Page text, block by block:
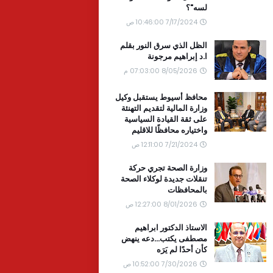
لسه"؟
7/17/2024 10:46:00 ص
الظل الذي سرق النور بقلم
ا.د إبراهيم مرجونة
8/05/2026 07:03:00 م
محافظ أسيوط يستقبل وكيل
وزارة المالية لتقديم التهنئة
على ثقة القيادة السياسية
واختياره محافظًا للاقليم
7/21/2024 12:11:00 ص
وزارة الصحة تجري حركة
تنقلات جديدة لوكلاء الصحة
بالمحافظات
8/01/2026 12:27:00 ص
الاستاذ الدكتور ابراهيم
مصطفى يكتب...دعه ينهض
كأن أحدًا لم يَرَه
7/30/2026 10:52:00 ص